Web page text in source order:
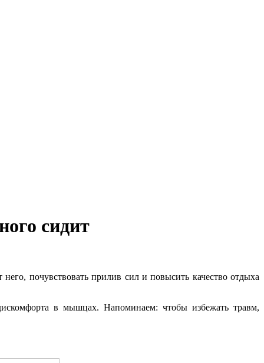
сидит
почувствовать прилив сил и повысить качество отдыха
в мышцах. Напоминаем: чтобы избежать травм,